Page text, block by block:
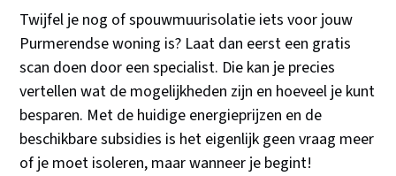
Twijfel je nog of spouwmuurisolatie iets voor jouw
Purmerendse woning is? Laat dan eerst een gratis
scan doen door een specialist. Die kan je precies
vertellen wat de mogelijkheden zijn en hoeveel je kunt
besparen. Met de huidige energieprijzen en de
beschikbare subsidies is het eigenlijk geen vraag meer
of je moet isoleren, maar wanneer je begint!